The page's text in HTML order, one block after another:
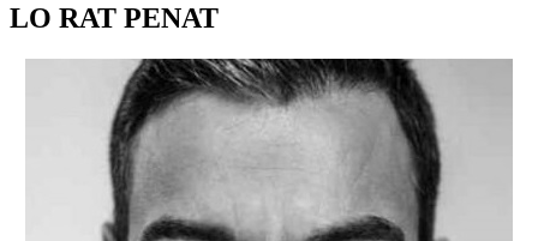
LO RAT PENAT